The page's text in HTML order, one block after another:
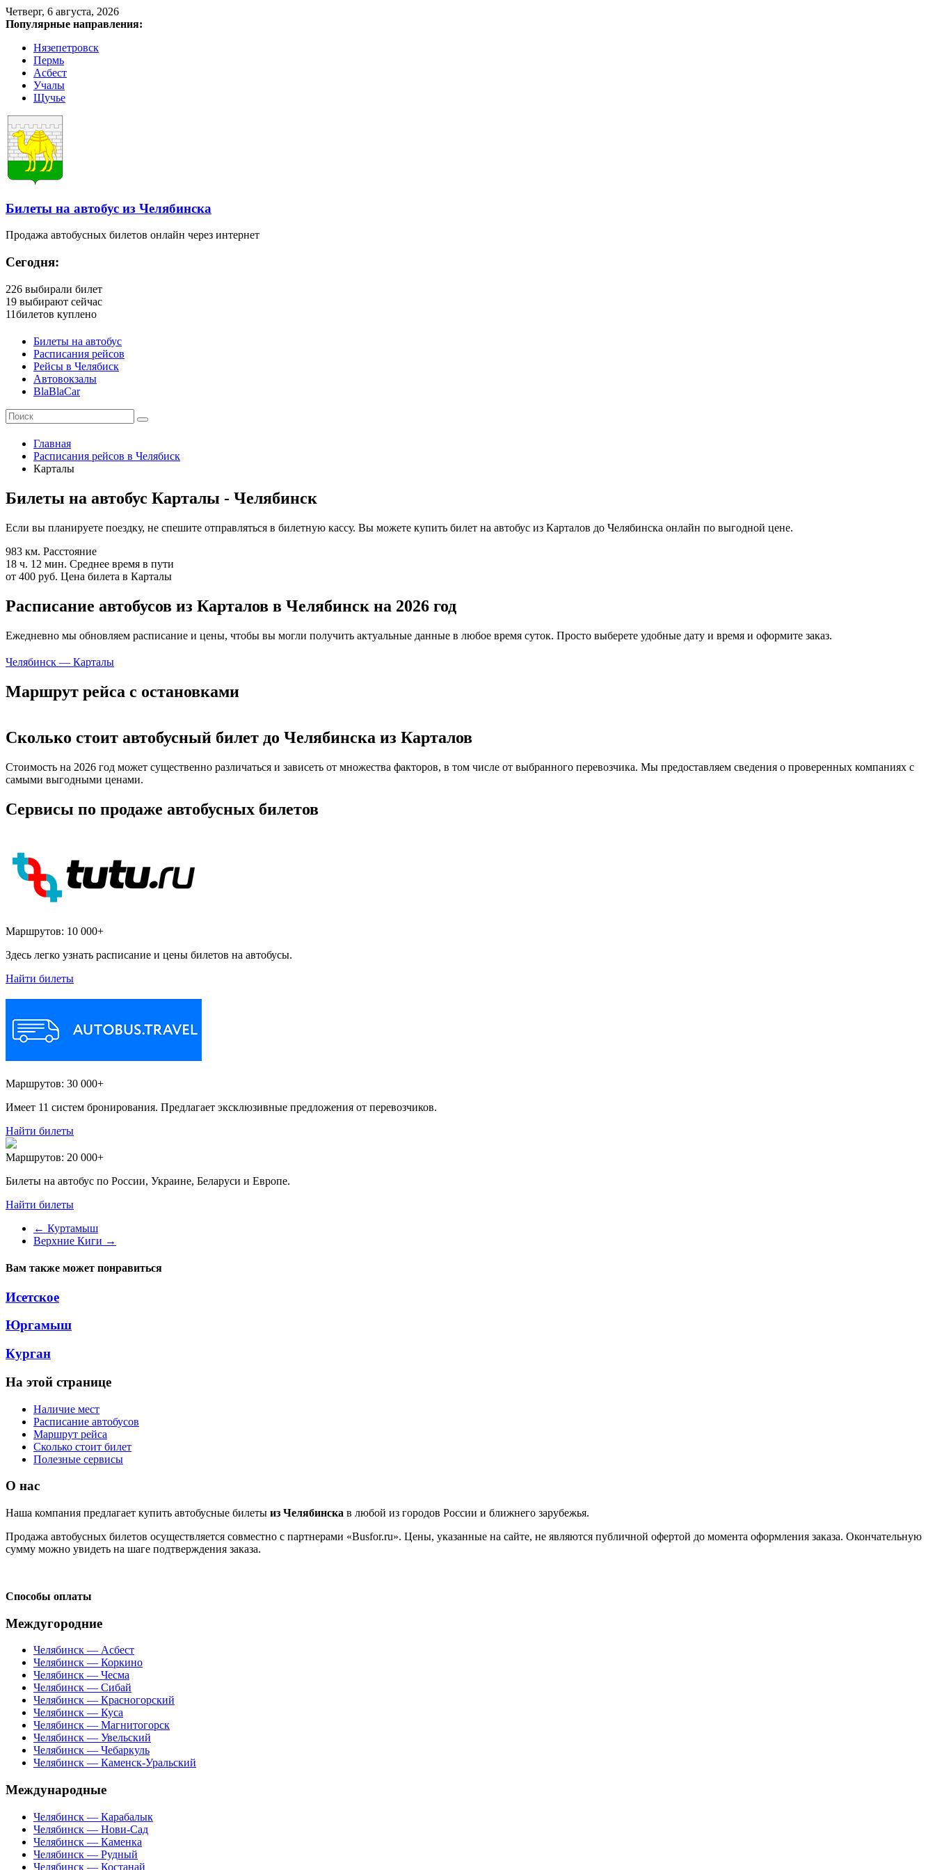
Четверг, 6 августа, 2026
Популярные направления:
Нязепетровск
Пермь
Асбест
Учалы
Щучье
Билеты на автобус из Челябинска
Продажа автобусных билетов онлайн через интернет
Сегодня:
226 выбирали билет
19 выбирают сейчас
11билетов куплено
Билеты на автобус
Расписания рейсов
Рейсы в Челябиск
Автовокзалы
BlaBlaCar
Главная
Расписания рейсов в Челябиск
Карталы
Билеты на автобус Карталы - Челябинск
Если вы планируете поездку, не спешите отправляться в билетную кассу. Вы можете купить билет на автобус из Карталов до Челябинска онлайн по выгодной цене.
983 км. Расстояние
18 ч. 12 мин. Среднее время в пути
от 400 руб. Цена билета в Карталы
Расписание автобусов из Карталов в Челябинск на 2026 год
Ежедневно мы обновляем расписание и цены, чтобы вы могли получить актуальные данные в любое время суток. Просто выберете удобные дату и время и оформите заказ.
Челябинск — Карталы
Маршрут рейса с остановками
Сколько стоит автобусный билет до Челябинска из Карталов
Стоимость на 2026 год может существенно различаться и зависеть от множества факторов, в том числе от выбранного перевозчика. Мы предоставляем сведения о проверенных компаниях с
самыми выгодными ценами.
Сервисы по продаже автобусных билетов
Маршрутов: 10 000+
Здесь легко узнать расписание и цены билетов на автобусы.
Найти билеты
Маршрутов: 30 000+
Имеет 11 систем бронирования. Предлагает эксклюзивные предложения от перевозчиков.
Найти билеты
Маршрутов: 20 000+
Билеты на автобус по России, Украине, Беларуси и Европе.
Найти билеты
← Куртамыш
Верхние Киги →
Вам также может понравиться
Исетское
Юргамыш
Курган
На этой странице
Наличие мест
Расписание автобусов
Маршрут рейса
Сколько стоит билет
Полезные сервисы
О нас
Наша компания предлагает купить автобусные билеты из Челябинска в любой из городов России и ближнего зарубежья.
Продажа автобусных билетов осуществляется совместно с партнерами «Busfor.ru». Цены, указанные на сайте, не являются публичной офертой до момента оформления заказа. Окончательную
сумму можно увидеть на шаге подтверждения заказа.
Способы оплаты
Междугородние
Челябинск — Асбест
Челябинск — Коркино
Челябинск — Чесма
Челябинск — Сибай
Челябинск — Красногорский
Челябинск — Куса
Челябинск — Магнитогорск
Челябинск — Увельский
Челябинск — Чебаркуль
Челябинск — Каменск-Уральский
Международные
Челябинск — Карабалык
Челябинск — Нови-Сад
Челябинск — Каменка
Челябинск — Рудный
Челябинск — Костанай